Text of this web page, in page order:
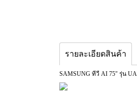
รายละเอียดสินค้า
SAMSUNG ทีวี AI 75" รุ่น